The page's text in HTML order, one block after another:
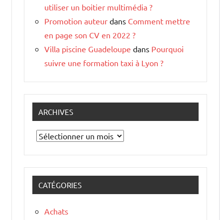
utiliser un boitier multimédia ?
Promotion auteur dans Comment mettre
en page son CV en 2022 ?
Villa piscine Guadeloupe dans Pourquoi
suivre une formation taxi à Lyon ?
ARCHIVES
Archives
CATÉGORIES
Achats